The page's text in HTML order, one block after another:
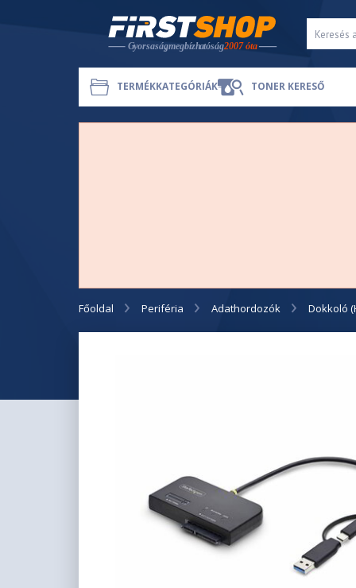
TERMÉKKATEGÓRIÁK TONER KERESŐ
Főoldal Periféria Adathordozók Dokkoló